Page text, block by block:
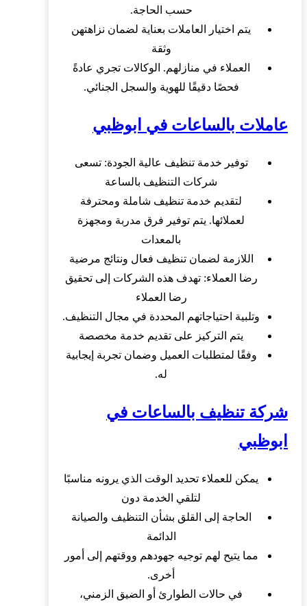
حسب الحاجة.
يتم اختيار العاملات بعناية لضمان نزاهتهن
وثقة
العملاء في منازلهم. الوكالات تجري عادةً
فحصًا دقيقًا للهوية والسجل الجنائي.
عاملات بالساعات في ابوظبي
توفير خدمة تنظيف عالية الجودة: تسعى
شركات التنظيف بالساعة
لتقديم خدمة تنظيف شاملة ومحترفة
لعملائها. يتم توفير فرق مدربة ومجهزة
بالمعدات
اللازمة لضمان تنظيف فعال ونتائج مرضية
رضا العملاء: تهدف هذه الشركات إلى تحقيق
رضا العملاء
وتلبية احتياجاتهم المحددة في مجال التنظيف.
يتم التركيز على تقديم خدمة مخصصة
وفقًا لمتطلبات العميل وضمان تجربة إيجابية
له.
شركة تنظيف بالساعات في
ابوظبي
يمكن للعملاء تحديد الوقت الذي يرونه مناسبًا
لتلقي الخدمة دون
الحاجة إلى القلق بشأن التنظيف والصيانة
الدائمة
مما يتيح لهم توجيه جهودهم ووقتهم إلى أمور
أخرى.
في حالات الطوارئ أو الضيق الزمني،